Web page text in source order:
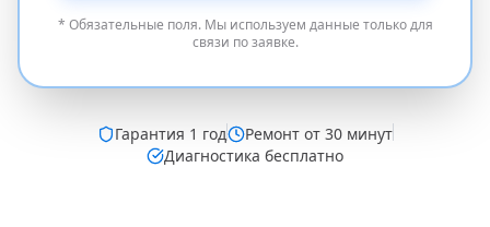
* Обязательные поля. Мы используем данные только для
связи по заявке.
Гарантия 1 год
Ремонт от 30 минут
Диагностика бесплатно